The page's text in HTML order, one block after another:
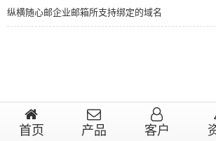
纵横随心邮企业邮箱所支持绑定的域名
首页 产品 客户